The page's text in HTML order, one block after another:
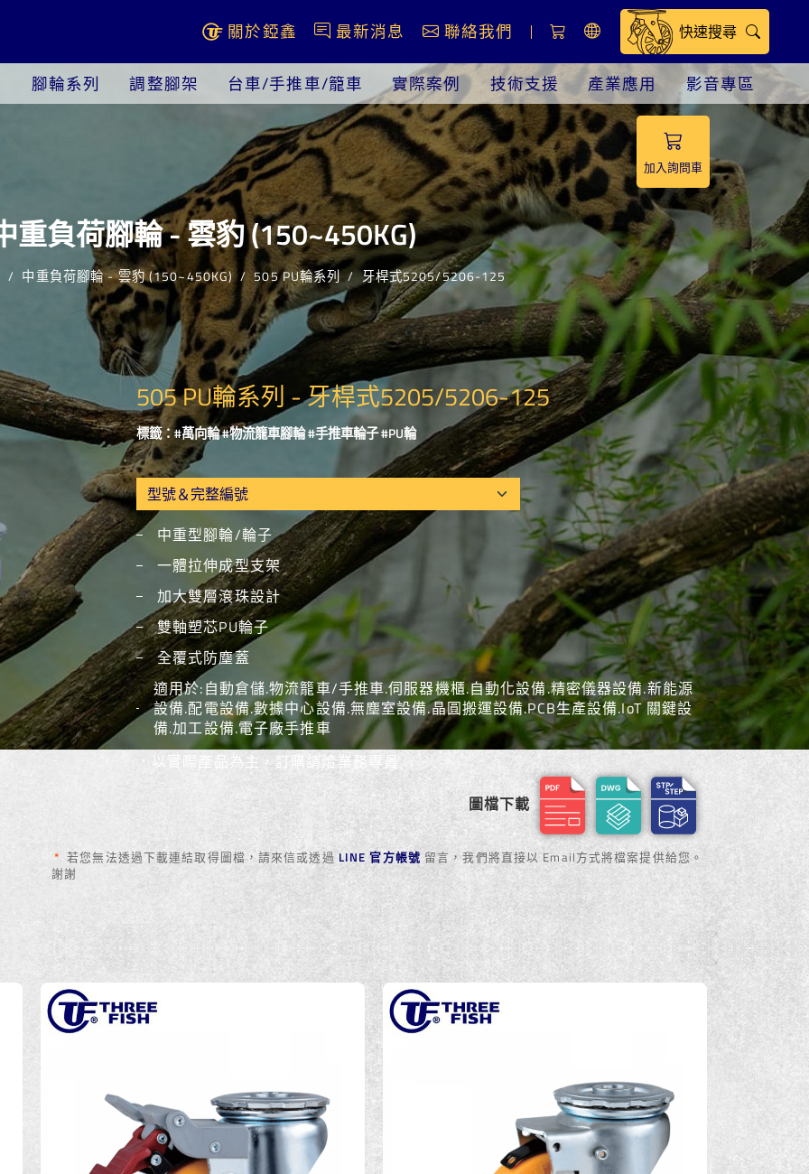
關於錏鑫 最新消息 聯絡我們 快速搜尋
腳輪系列 調整腳架 台車/手推車/籠車 實際案例 技術支援 產業應用 影音專區
重負荷腳輪 - 雲豹 (150~450KG)
中重負荷腳輪 - 雲豹 (150~450KG) 505 PU輪系列 牙桿式5205/5206-125
加入詢問車
505 PU輪系列 - 牙桿式5205/5206-125
標籤：#萬向輪 #物流籠車腳輪 #手推車輪子 #PU輪
中重型腳輪/輪子
一體拉伸成型支架
加大雙層滾珠設計
雙軸塑芯PU輪子
全覆式防塵蓋
適用於:自動倉儲.物流籠車/手推車.伺服器機櫃.自動化設備.精密儀器設備.新能源
設備.配電設備.數據中心設備.無塵室設備.晶圓搬運設備.PCB生產設備.IoT 關鍵設
備.加工設備.電子廠手推車
﹡以實際產品為主，訂購請洽業務專員
圖檔下載
* 若您無法透過下載連結取得圖檔，請來信或透過 LINE 官方帳號 留言，我們將直接以 Email方式將檔案提供給您。
謝謝